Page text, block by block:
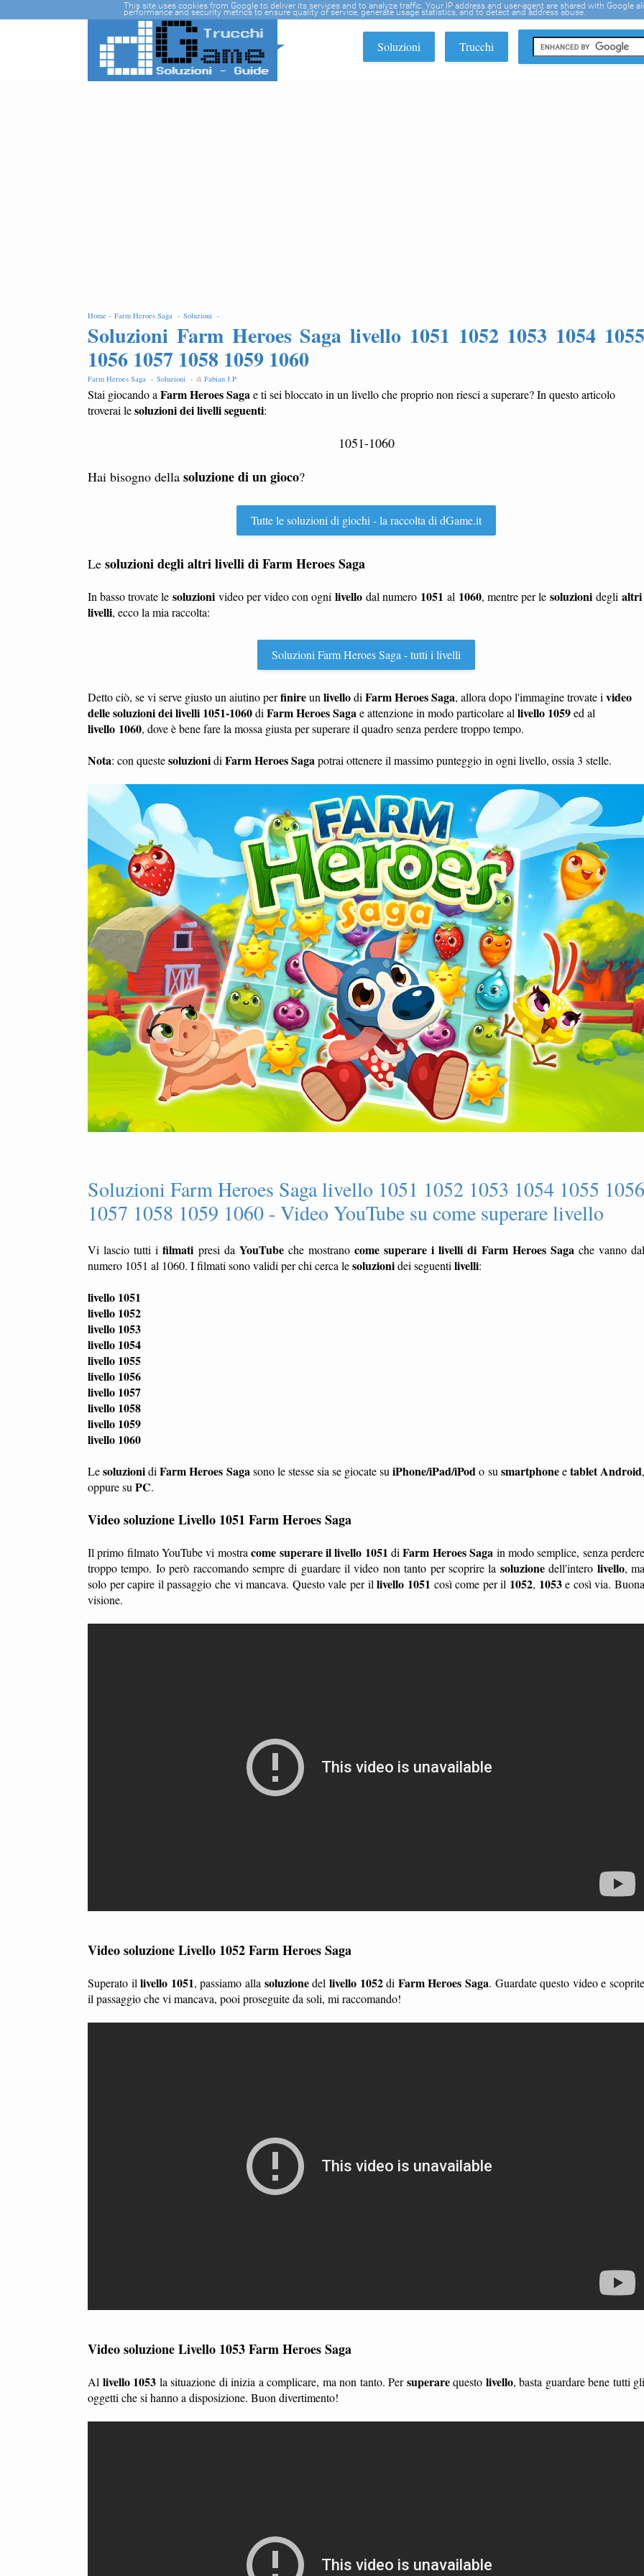
Soluzioni Trucchi
Home - Farm Heroes Saga - Soluzioni -
Soluzioni Farm Heroes Saga livello 1051 1052 1053 1054 1055
1056 1057 1058 1059 1060
Farm Heroes Saga - Soluzioni - di Fabian J.P.
Stai giocando a Farm Heroes Sagae ti sei bloccato in un livello che proprio non riesci a superare? In questo articolo
troverai lesoluzioni dei livelli seguenti:
1051-1060
Hai bisogno della soluzione di un gioco?
Tutte le soluzioni di giochi - la raccolta di dGame.it
Le soluzioni degli altri livelli di Farm Heroes Saga
In basso trovate le soluzioni video per video con ogni livello dal numero 1051 al 1060, mentre per le soluzioni degli altri
livelli, ecco la mia raccolta:
Soluzioni Farm Heroes Saga - tutti i livelli
Detto ciò, se vi serve giusto un aiutino perfinireun livellodi Farm Heroes Saga, allora dopo l'immagine trovate i video
delle soluzioni dei livelli 1051-1060di Farm Heroes Sagae attenzione in modo particolare al livello 1059ed al
livello 1060, dove è bene fare la mossa giusta per superare il quadro senza perdere troppo tempo.
Nota: con questesoluzionidi Farm Heroes Sagapotrai ottenere il massimo punteggio in ogni livello, ossia 3 stelle.
Soluzioni Farm Heroes Saga livello 1051 1052 1053 1054 1055 1056
1057 1058 1059 1060 - Video YouTube su come superare livello
Vi lascio tutti ifilmati presi da YouTubeche mostranocome superare i livelli di Farm Heroes Saga che vanno
numero 1051 al 1060. I filmati sono validi per chi cerca lesoluzionidei seguenti livelli:
livello 1051
livello 1052
livello 1053
livello 1054
livello 1055
livello 1056
livello 1057
livello 1058
livello 1059
livello 1060
LesoluzionidiFarm Heroes Saga sono le stesse sia se giocate suiPhone/iPad/iPod o su smartphoneetablet Android
oppure su PC.
Video soluzione Livello 1051 Farm Heroes Saga
Il primo filmato YouTube vi mostracome superare il livello 1051 diFarm Heroes Saga in modo semplice, senza
troppo tempo. Io però raccomando sempre di guardare il video non tanto per scoprire la soluzionedell'intero livello,
solo per capire il passaggio che vi mancava. Questo vale per illivello 1051 così come per il 1052, 1053e così via.
visione.
Video soluzione Livello 1052 Farm Heroes Saga
Superato illivello 1051, passiamo alla soluzionedel livello 1052di Farm Heroes Saga. Guardate questo video e
il passaggio che vi mancava, pooi proseguite da soli, mi raccomando!
Video soluzione Livello 1053 Farm Heroes Saga
Al livello 1053 la situazione di inizia a complicare, ma non tanto. Persuperarequesto livello, basta guardare bene tutti gli
oggetti che si hanno a disposizione. Buon divertimento!
This site uses cookies from Google to deliver its services and to analyze traffic. Your IP address and user-agent are shared with Google
performance and security metrics to ensure quality of service, generate usage statistics, and to detect and address abuse.